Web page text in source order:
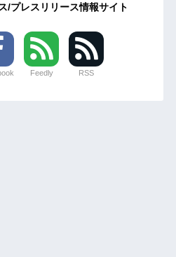
/プレスリリース情報サイト
Feedly RSS